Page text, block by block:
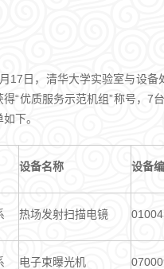
17日，清华大学实验室与设
得“优质服务示范机组”称号，7
下。
设备名称 设备
热场发射扫描电镜
电子束曝光机